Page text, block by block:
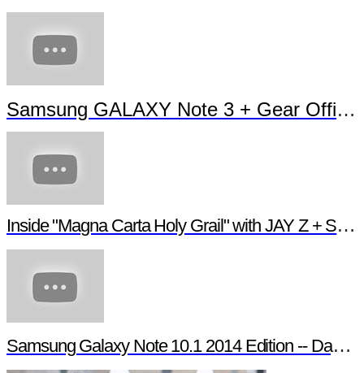
Samsung GALAXY Note 3 + Gear
Inside "Magna Carta Holy Grail" with JAY Z +
Samsung Galaxy Note 10.1 2014 Edition -- Day in